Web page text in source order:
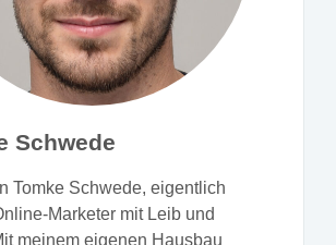
Schwede
Tomke Schwede, eigentlich
Marketer mit Leib und
meinem eigenen Hausbau